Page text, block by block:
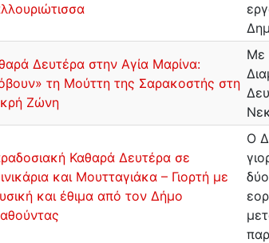
Δευτέρα στην Αγία Μαρίνα:
τη Μούττη της Σαρακοστής στη
Ζώνη
Με
Καθαρά Δευτέρα σε
και Μουτταγιάκα – Γιορτή με
και έθιμα από τον Δήμο
Ο